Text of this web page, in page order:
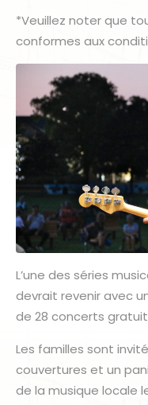
*Veuillez noter que
conformes aux
L’une des séries
devrait revenir avec
de 28 concerts
Les familles sont
couvertures et un
de la musique locale